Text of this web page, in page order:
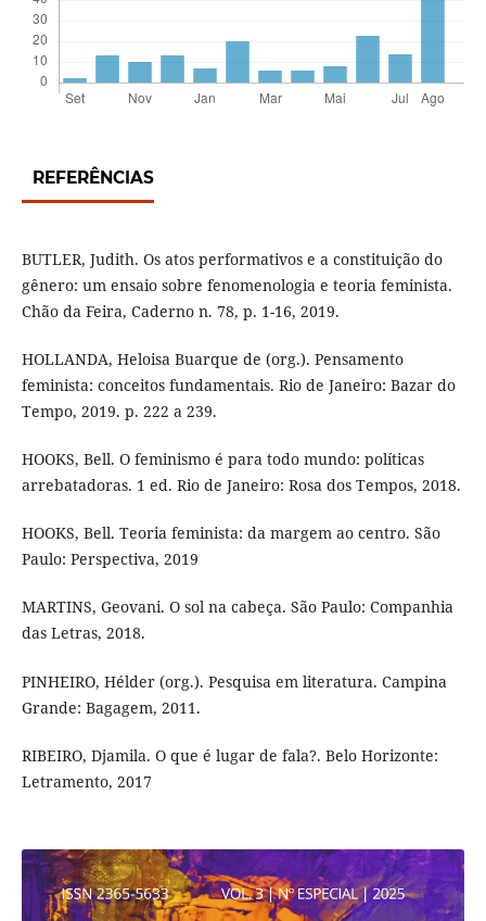
REFERÊNCIAS
BUTLER, Judith. Os atos performativos e a constituição do
gênero: um ensaio sobre fenomenologia e teoria feminista.
Chão da Feira, Caderno n. 78, p. 1-16, 2019.
HOLLANDA, Heloisa Buarque de (org.). Pensamento
feminista: conceitos fundamentais. Rio de Janeiro: Bazar do
Tempo, 2019. p. 222 a 239.
HOOKS, Bell. O feminismo é para todo mundo: políticas
arrebatadoras. 1 ed. Rio de Janeiro: Rosa dos Tempos, 2018.
HOOKS, Bell. Teoria feminista: da margem ao centro. São
Paulo: Perspectiva, 2019
MARTINS, Geovani. O sol na cabeça. São Paulo: Companhia
das Letras, 2018.
PINHEIRO, Hélder (org.). Pesquisa em literatura. Campina
Grande: Bagagem, 2011.
RIBEIRO, Djamila. O que é lugar de fala?. Belo Horizonte:
Letramento, 2017